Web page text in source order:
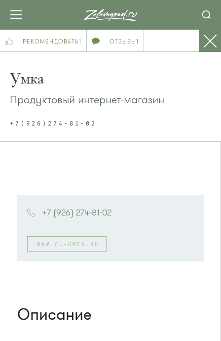
РЕКОМЕНДОВАТЬ1 ОТЗЫВЫ1
Умка
Продуктовый интернет-магазин
+7(926)274-81-02
+7 (926) 274-81-02
WWW.CL-UMCA.RU
Описание